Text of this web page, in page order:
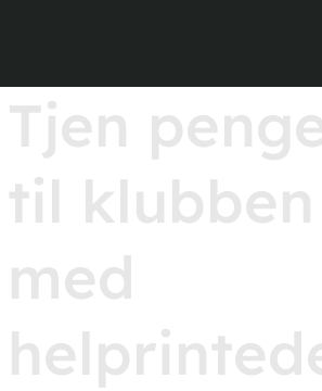
Tjen
til klubben
med